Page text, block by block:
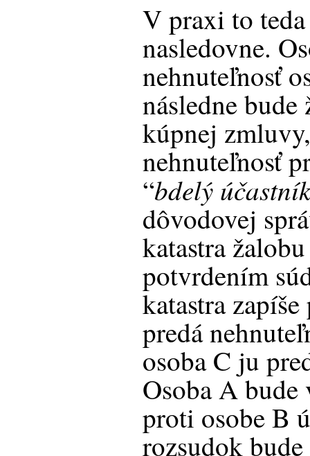
V praxi to
nasledovne.
nehnuteľnosť
následne
kúpnej
nehnuteľnosť
“bdelý
dôvodovej
katastra
potvrdením
katastra
predá
osoba C ju
Osoba A
proti osobe B
rozsudok